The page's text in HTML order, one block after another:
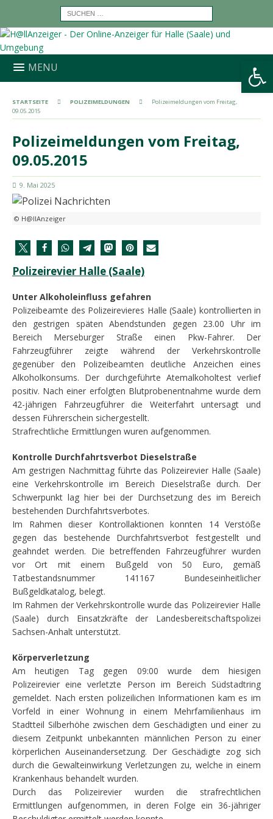
Werkzeugleiste öffnen
MENU
STARTSEITE POLIZEIMELDUNGEN
Polizeimeldungen vom Freitag,
09.05.2015
Polizeimeldungen vom Freitag,
09.05.2015
9. Mai 2025
© H@llAnzeiger
Polizeirevier Halle (Saale)
Unter Alkoholeinfluss gefahren
Polizeibeamte des Polizeirevieres Halle (Saale) kontrollierten in
den gestrigen späten Abendstunden gegen 23.00 Uhr im
Bereich Merseburger Straße einen Pkw-Fahrer. Der
Fahrzeugführer zeigte während der Verkehrskontrolle
gegenüber den Polizeibeamten deutliche Anzeichen eines
Alkoholkonsums. Der durchgeführte Atemalkoholtest verlief
positiv. Nach einer erfolgten Blutprobenentnahme wurde dem
42-jährigen Fahrzeugführer die Weiterfahrt untersagt und
dessen Führerschein sichergestellt.
Strafrechtliche Ermittlungen wuren aufgenommen.
Kontrolle Durchfahrtsverbot Dieselstraße
Am gestrigen Nachmittag führte das Polizeirevier Halle (Saale)
eine Verkehrskontrolle im Bereich Dieselstraße durch. Der
Schwerpunkt lag hier bei der Durchsetzung des im Bereich
bestehenden Durchfahrtsverbotes.
Im Rahmen dieser Kontrollaktionen konnten 14 Verstöße
gegen das bestehende Durchfahrtsverbot festgestellt und
geahndet werden. Die betreffenden Fahrzeugführer wurden
vor Ort mit einem Bußgeld von 50 Euro, gemäß
Tatbestandsnummer 141167 Bundeseinheitlicher
Bußgeldkatalog, belegt.
Im Rahmen der Verkehrskontrolle wurde das Polizeirevier Halle
(Saale) durch Einsatzkräfte der Landesbereitschaftspolizei
Sachsen-Anhalt unterstützt.
Körperverletzung
Am heutigen Tag gegen 09:00 wurde dem hiesigen
Polizeirevier eine verletzte Person im Bereich Südstadtring
gemeldet. Nach ersten polizeilichen Informationen kam es im
Vorfeld in einer Wohnung in einem Mehrfamilienhaus im
Stadtteil Silberhöhe zwischen dem Geschädigten und einer zu
diesem Zeitpunkt unbekannten männlichen Person zu einer
körperlichen Auseinandersetzung. Der Geschädigte zog sich
durch die Gewalteinwirkung Verletzungen zu, welche in einem
Krankenhaus behandelt wurden.
Durch das Polizeirevier wurden die strafrechtlichen
Ermittlungen aufgenommen, in deren Folge ein 36-jähriger